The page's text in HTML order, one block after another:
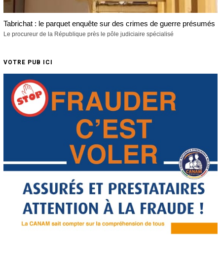
Tabrichat : le parquet enquête sur des crimes de guerre présumés
Le procureur de la République près le pôle judiciaire spécialisé
VOTRE PUB ICI